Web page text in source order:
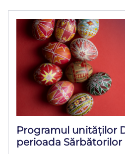
Programul unităților
perioada Sărbătorilor